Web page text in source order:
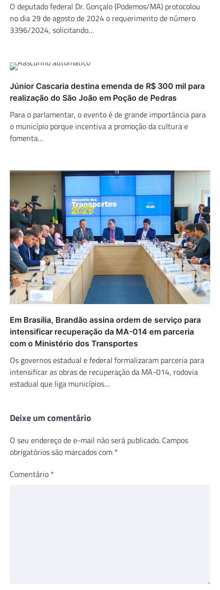
O deputado federal Dr. Gonçalo (Podemos/MA) protocolou
no dia 29 de agosto de 2024 o requerimento de número
3396/2024, solicitando…
Júnior Cascaria destina emenda de R$ 300 mil para
realização do São João em Poção de Pedras
Para o parlamentar, o evento é de grande importância para
o município porque incentiva a promoção da cultura e
fomenta…
Em Brasília, Brandão assina ordem de serviço para
intensificar recuperação da MA-014 em parceria
com o Ministério dos Transportes
Os governos estadual e federal formalizaram parceria para
intensificar as obras de recuperação da MA-014, rodovia
estadual que liga municípios…
Deixe um comentário
O seu endereço de e-mail não será publicado. Campos
obrigatórios são marcados com *
Comentário *